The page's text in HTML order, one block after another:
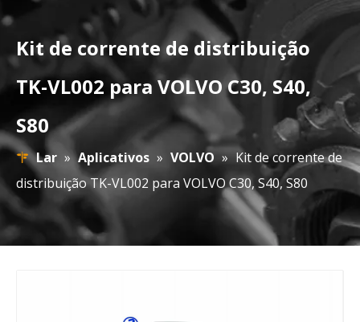
Kit de corrente de distribuição
TK-VL002 para VOLVO C30, S40,
S80
Lar » Aplicativos » VOLVO » Kit de corrente de
distribuição TK-VL002 para VOLVO C30, S40, S80